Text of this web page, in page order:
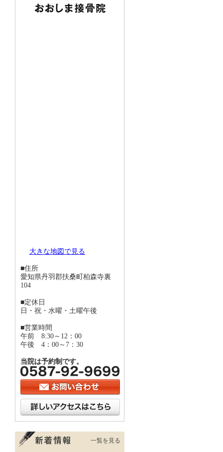
大きな地図で見る
■住所
愛知県丹羽郡扶桑町柏森寺裏
104
■定休日
日・祝・水曜・土曜午後
■営業時間
午前 8:30～12：00
午後 4：00～7：30
当院は予約制です。
一覧を見る